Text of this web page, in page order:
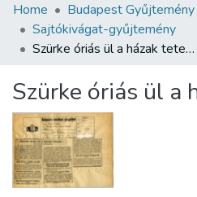
Communities & Collections
All of DSpace
About us
Home Budapest Gyűjtemény
Sajtókivágat-gyűjtemény
Szürke óriás ül a házak tetején
Szürke óriás ül a